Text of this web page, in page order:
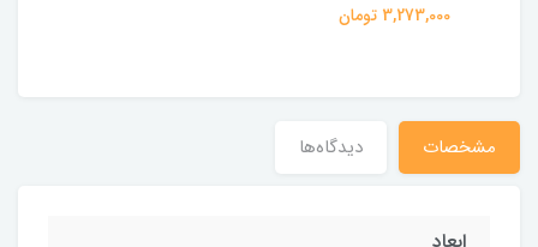
3,273,000 تومان
مشخصات دیدگاه‌ها